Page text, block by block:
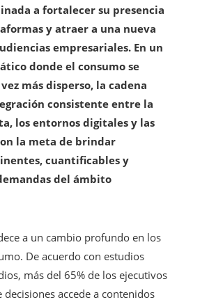
a fortalecer su presencia
y atraer a una nueva
empresariales. En un
donde el consumo se
más disperso, la cadena
consistente entre la
los entornos digitales y las
la meta de brindar
cuantificables y
del ámbito
a un cambio profundo en los
De acuerdo con estudios
más del 65% de los ejecutivos
decisiones accede a contenidos